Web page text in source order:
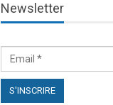
Newsletter